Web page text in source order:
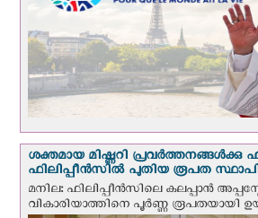
ശക്തമായ മിഷ്ണറി പ്രവർത്തനങ്ങൾക്കു
ഫിലിപ്പീൻസിൽ പുതിയ രൂപത
മനില: ഫിലിപ്പീൻസിലെ കലപ്പാൻ
വികാരിയാത്തിനെ പൂർണ്ണ രൂപതയായി